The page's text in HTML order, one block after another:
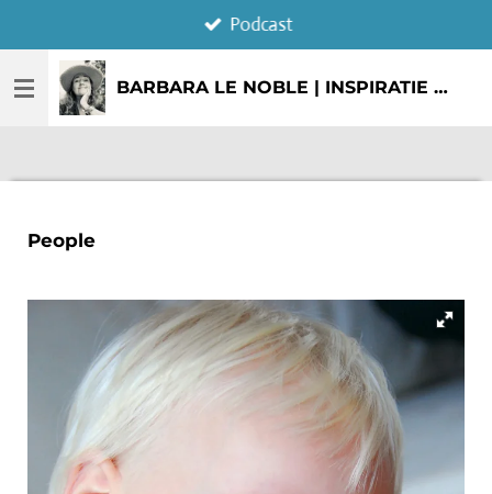
direct
naar
BARBARA LE NOBLE | INSPIRATIE & CREATIE
Podcast
People